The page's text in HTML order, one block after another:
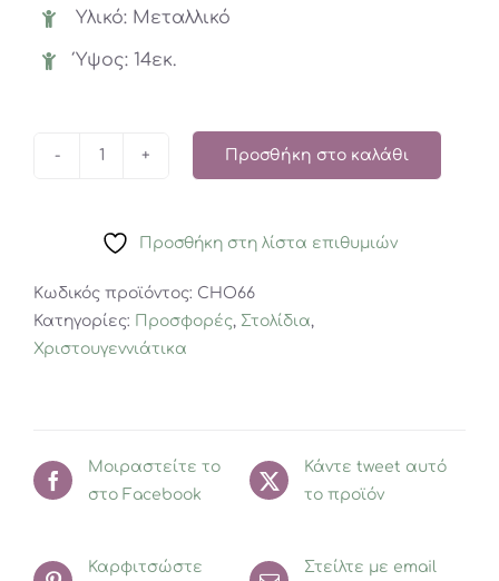
Υλικό: Μεταλλικό
Ύψος: 14εκ.
Χριστουγεννιάτικο
Αγγελάκι
Προσθήκη στο καλάθι
Προσθήκη στη λίστα επιθυμιών
Κωδικός προϊόντος: CHO66
Κατηγορίες:
Προσφορές, Στολίδια,
Χριστουγεννιάτικα
Μοιραστείτε το
στο Facebook
Κάντε tweet αυτό
το προϊόν
Καρφιτσώστε
Στείλτε με email